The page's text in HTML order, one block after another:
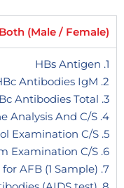
Both (Male / Female)
1. HBs Antigen
2. HBc Antibodies IgM
3. HBc Antibodies Total
4. Urine Analysis And C/S
5. Stool Examination C/S
6. Sputum Examination C/S
7. Sputum Film for AFB (1 Sample)